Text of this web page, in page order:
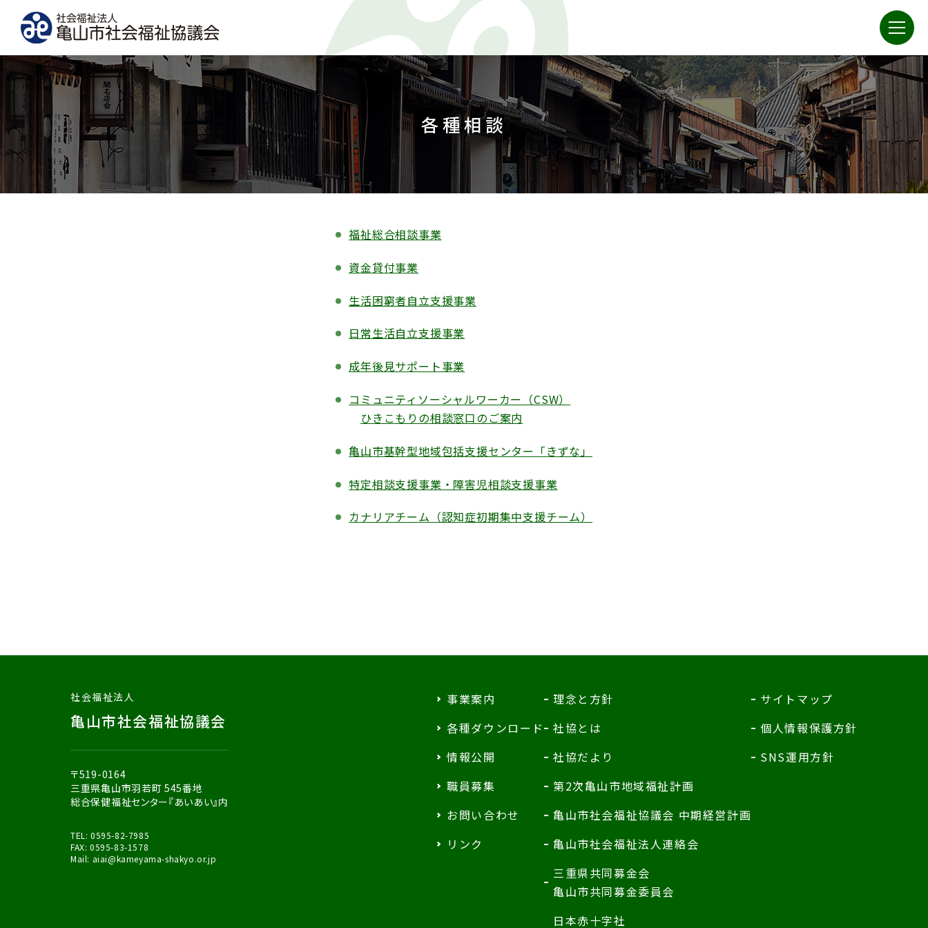
各種相談
福祉総合相談事業
資金貸付事業
生活困窮者自立支援事業
日常生活自立支援事業
成年後見サポート事業
コミュニティソーシャルワーカー（CSW）
ひきこもりの相談窓口のご案内
亀山市基幹型地域包括支援センター「きずな」
特定相談支援事業・障害児相談支援事業
カナリアチーム（認知症初期集中支援チーム）
社会福祉法人
亀山市社会福祉協議会
〒519-0164
三重県亀山市羽若町 545番地
総合保健福祉センター『あいあい』内
TEL: 0595-82-7985
FAX: 0595-83-1578
Mail: aiai@kameyama-shakyo.or.jp
事業案内
各種ダウンロード
情報公開
職員募集
お問い合わせ
リンク
理念と方針
社協とは
社協だより
第2次亀山市地域福祉計画
亀山市社会福祉協議会 中期経営計画
亀山市社会福祉法人連絡会
三重県共同募金会
亀山市共同募金委員会
日本赤十字社
サイトマップ
個人情報保護方針
SNS運用方針